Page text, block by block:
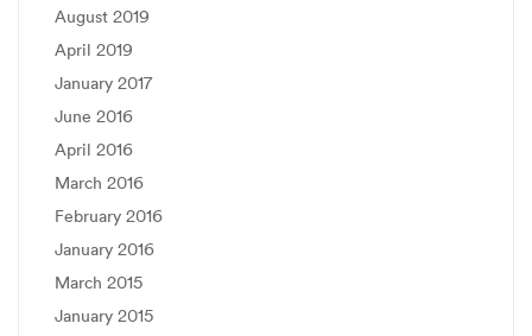
August 2019
April 2019
January 2017
June 2016
April 2016
March 2016
February 2016
January 2016
March 2015
January 2015